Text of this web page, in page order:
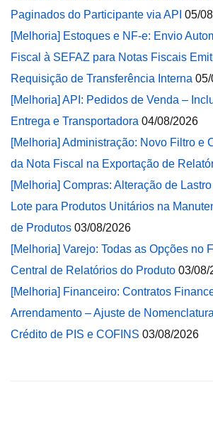
Paginados do Participante via API 05/
[Melhoria] Estoques e NF-e: Envio
Fiscal à SEFAZ para Notas Fiscais
Requisição de Transferência Interna
[Melhoria] API: Pedidos de Venda –
Entrega e Transportadora 04/08/2026
[Melhoria] Administração: Novo Filtro e
da Nota Fiscal na Exportação de
[Melhoria] Compras: Alteração de
Lote para Produtos Unitários na
de Produtos 03/08/2026
[Melhoria] Varejo: Todas as Opções no
Central de Relatórios do Produto 03/08/
[Melhoria] Financeiro: Contratos
Arrendamento – Ajuste de
Crédito de PIS e COFINS 03/08/2026